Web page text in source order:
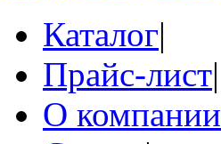
Каталог|
Прайс-лист|
О компании